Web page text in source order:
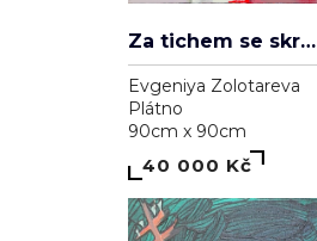
Za tichem se skrývá hluk
Evgeniya Zolotareva
Plátno
90cm x 90cm
40 000 Kč